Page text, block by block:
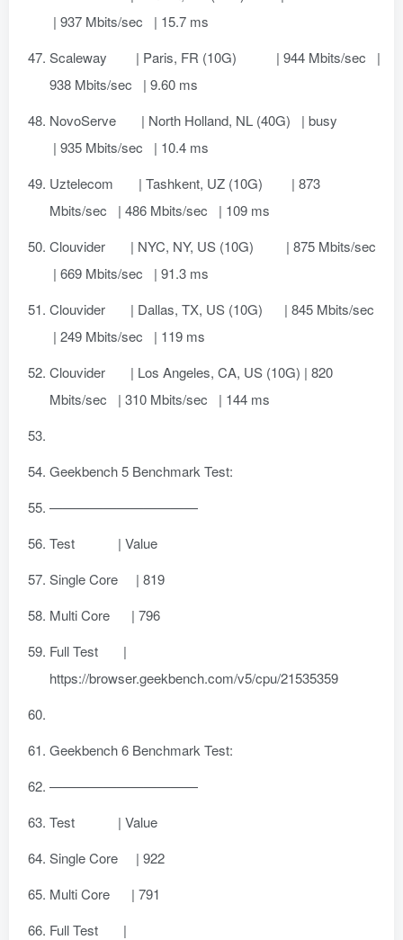
| 937 Mbits/sec | 15.7 ms
Scaleway | Paris, FR (10G) | 944 Mbits/sec |
938 Mbits/sec | 9.60 ms
NovoServe | North Holland, NL (40G) | busy
| 935 Mbits/sec | 10.4 ms
Uztelecom | Tashkent, UZ (10G) | 873
Mbits/sec | 486 Mbits/sec | 109 ms
Clouvider | NYC, NY, US (10G) | 875 Mbits/sec
| 669 Mbits/sec | 91.3 ms
Clouvider | Dallas, TX, US (10G) | 845 Mbits/sec
| 249 Mbits/sec | 119 ms
Clouvider | Los Angeles, CA, US (10G) | 820
Mbits/sec | 310 Mbits/sec | 144 ms
Geekbench 5 Benchmark Test:
———————————
Test | Value
Single Core | 819
Multi Core | 796
Full Test |
https://browser.geekbench.com/v5/cpu/21535359
Geekbench 6 Benchmark Test:
———————————
Test | Value
Single Core | 922
Multi Core | 791
Full Test |